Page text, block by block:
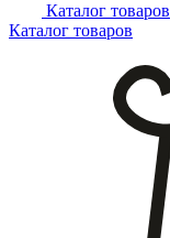
Каталог товаров
Каталог товаров